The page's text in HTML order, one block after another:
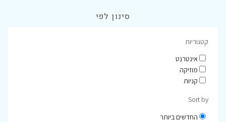
סינון לפי
קטגוריות
אינטרנט
מוזיקה
קניות
Sort by
החדשים ביותר